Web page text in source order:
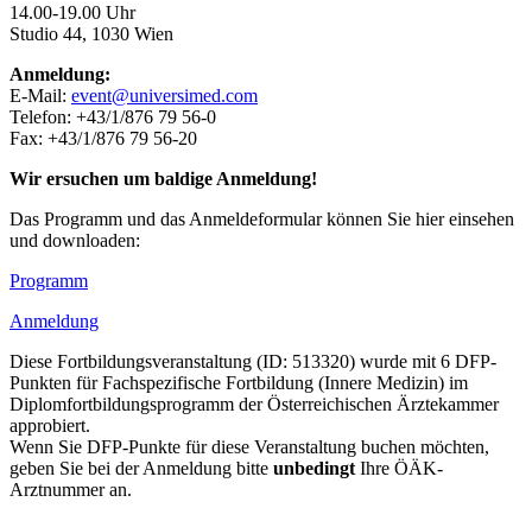
14.00-19.00 Uhr
Studio 44, 1030 Wien
Anmeldung:
E-Mail: event@universimed.com
Telefon: +43/1/876 79 56-0
Fax: +43/1/876 79 56-20
Wir ersuchen um baldige Anmeldung!
Das Programm und das Anmeldeformular können Sie hier einsehen
und downloaden:
Programm
Anmeldung
Diese Fortbildungsveranstaltung (ID: 513320) wurde mit 6 DFP-
Punkten für Fachspezifische Fortbildung (Innere Medizin) im
Diplomfortbildungsprogramm der Österreichischen Ärztekammer
approbiert.
Wenn Sie DFP-Punkte für diese Veranstaltung buchen möchten,
geben Sie bei der Anmeldung bitte unbedingt Ihre ÖÄK-
Arztnummer an.